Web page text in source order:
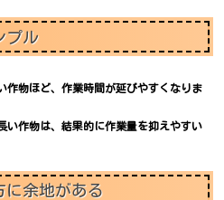
プル
作物ほど、作業時間が延びやすくなりま
い作物は、結果的に作業量を抑えやすい
余地がある